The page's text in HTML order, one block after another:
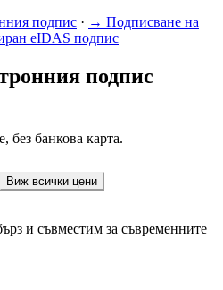
подпис · → Подписване на
eIDAS подпис
подпис
без банкова карта.
Виж всички цени
и съвместим за съвременните